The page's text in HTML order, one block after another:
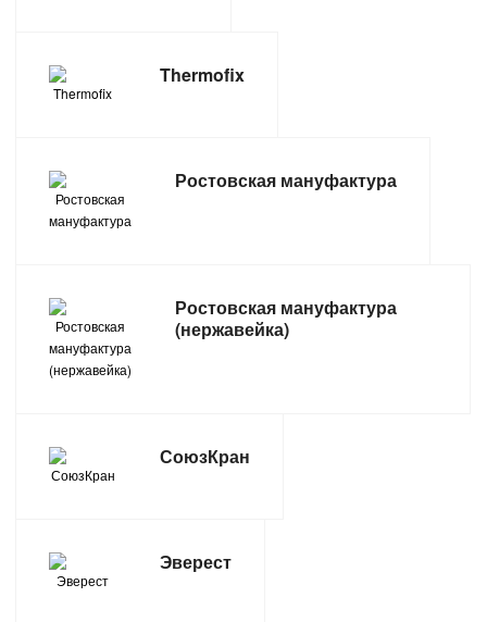
ЭЛЕКТРОИНСТРУМЕНТЫ, БЕНЗОИНСТРУМЕНТЫ
Thermofix
Ростовская мануфактура
Ростовская мануфактура
(нержавейка)
СоюзКран
Эверест